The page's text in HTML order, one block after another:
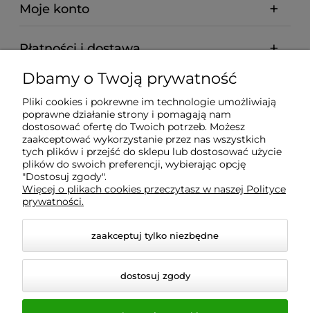
Moje konto
Płatności i dostawa
Informacje
O nas
Wyposażenie Gastronomii - Projekty Technologiczne -
Sklep Gastronomiczny - Serwis Sprzętu
Gastronomicznego | Gdańsk - Trójmiasto - Pomorskie
Dbamy o Twoją prywatność
Pliki cookies i pokrewne im technologie umożliwiają
poprawne działanie strony i pomagają nam
dostosować ofertę do Twoich potrzeb. Możesz
zaakceptować wykorzystanie przez nas wszystkich
tych plików i przejść do sklepu lub dostosować użycie
plików do swoich preferencji, wybierając opcję
"Dostosuj zgody".
Więcej o plikach cookies przeczytasz w naszej Polityce
prywatności.
zaakceptuj tylko niezbędne
dostosuj zgody